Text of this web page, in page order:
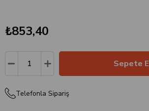
₺853,40
Telefonla Sipariş